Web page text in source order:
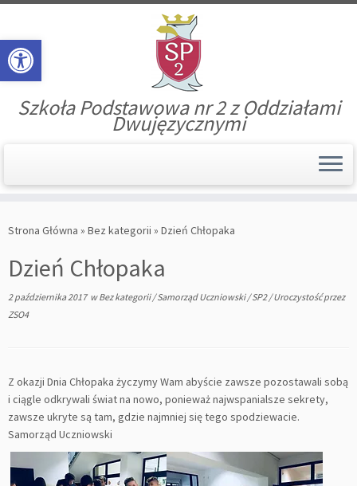
Open toolbar
to
Szkoła Podstawowa nr 2 z Oddziałami
Dwujęzycznymi
Strona Główna » Bez kategorii » Dzień Chłopaka
Dzień Chłopaka
2 października 2017wBez kategorii/Samorząd Uczniowski/SP2/Uroczystośćprzez
ZSO4
Z okazji Dnia Chłopaka życzymy Wam abyście zawsze pozostawali sobą
i ciągle odkrywali świat na nowo, ponieważ najwspanialsze sekrety,
zawsze ukryte są tam, gdzie najmniej się tego spodziewacie.
Samorząd Uczniowski